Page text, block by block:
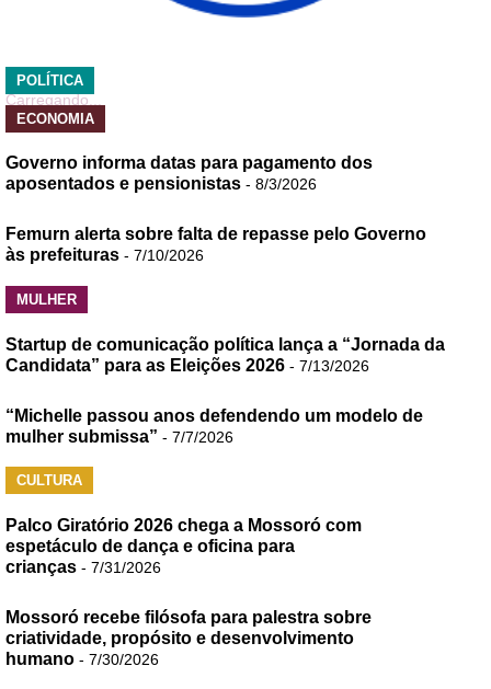
POLÍTICA
Carregando...
ECONOMIA
Governo informa datas para pagamento dos
aposentados e pensionistas - 8/3/2026
Femurn alerta sobre falta de repasse pelo Governo
às prefeituras - 7/10/2026
MULHER
Startup de comunicação política lança a “Jornada da
Candidata” para as Eleições 2026 - 7/13/2026
“Michelle passou anos defendendo um modelo de
mulher submissa” - 7/7/2026
CULTURA
Palco Giratório 2026 chega a Mossoró com
espetáculo de dança e oficina para
crianças - 7/31/2026
Mossoró recebe filósofa para palestra sobre
criatividade, propósito e desenvolvimento
humano - 7/30/2026